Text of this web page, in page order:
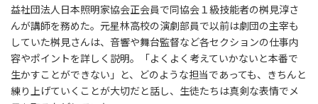
益社団法人日本照明家協会正会員で同協会１級技能者の桝見淳さ
んが講師を務めた。元星林高校の演劇部員で以前は劇団の主宰も
していた桝見さんは、音響や舞台監督など各セクションの仕事内
容やポイントを詳しく説明。「よくよく考えていかないと本番で
生かすことができない」と、どのような担当であっても、きちんと
練り上げていくことが大切だと話し、生徒たちは真剣な表情でメ